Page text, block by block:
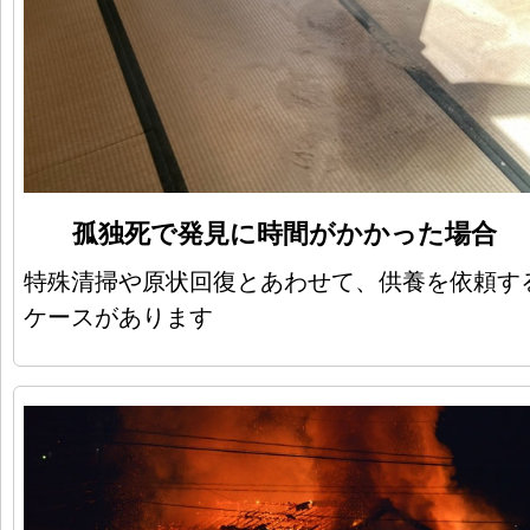
孤独死で発見に時間がかかった場合
特殊清掃や原状回復とあわせて、供養を依頼す
ケースがあります